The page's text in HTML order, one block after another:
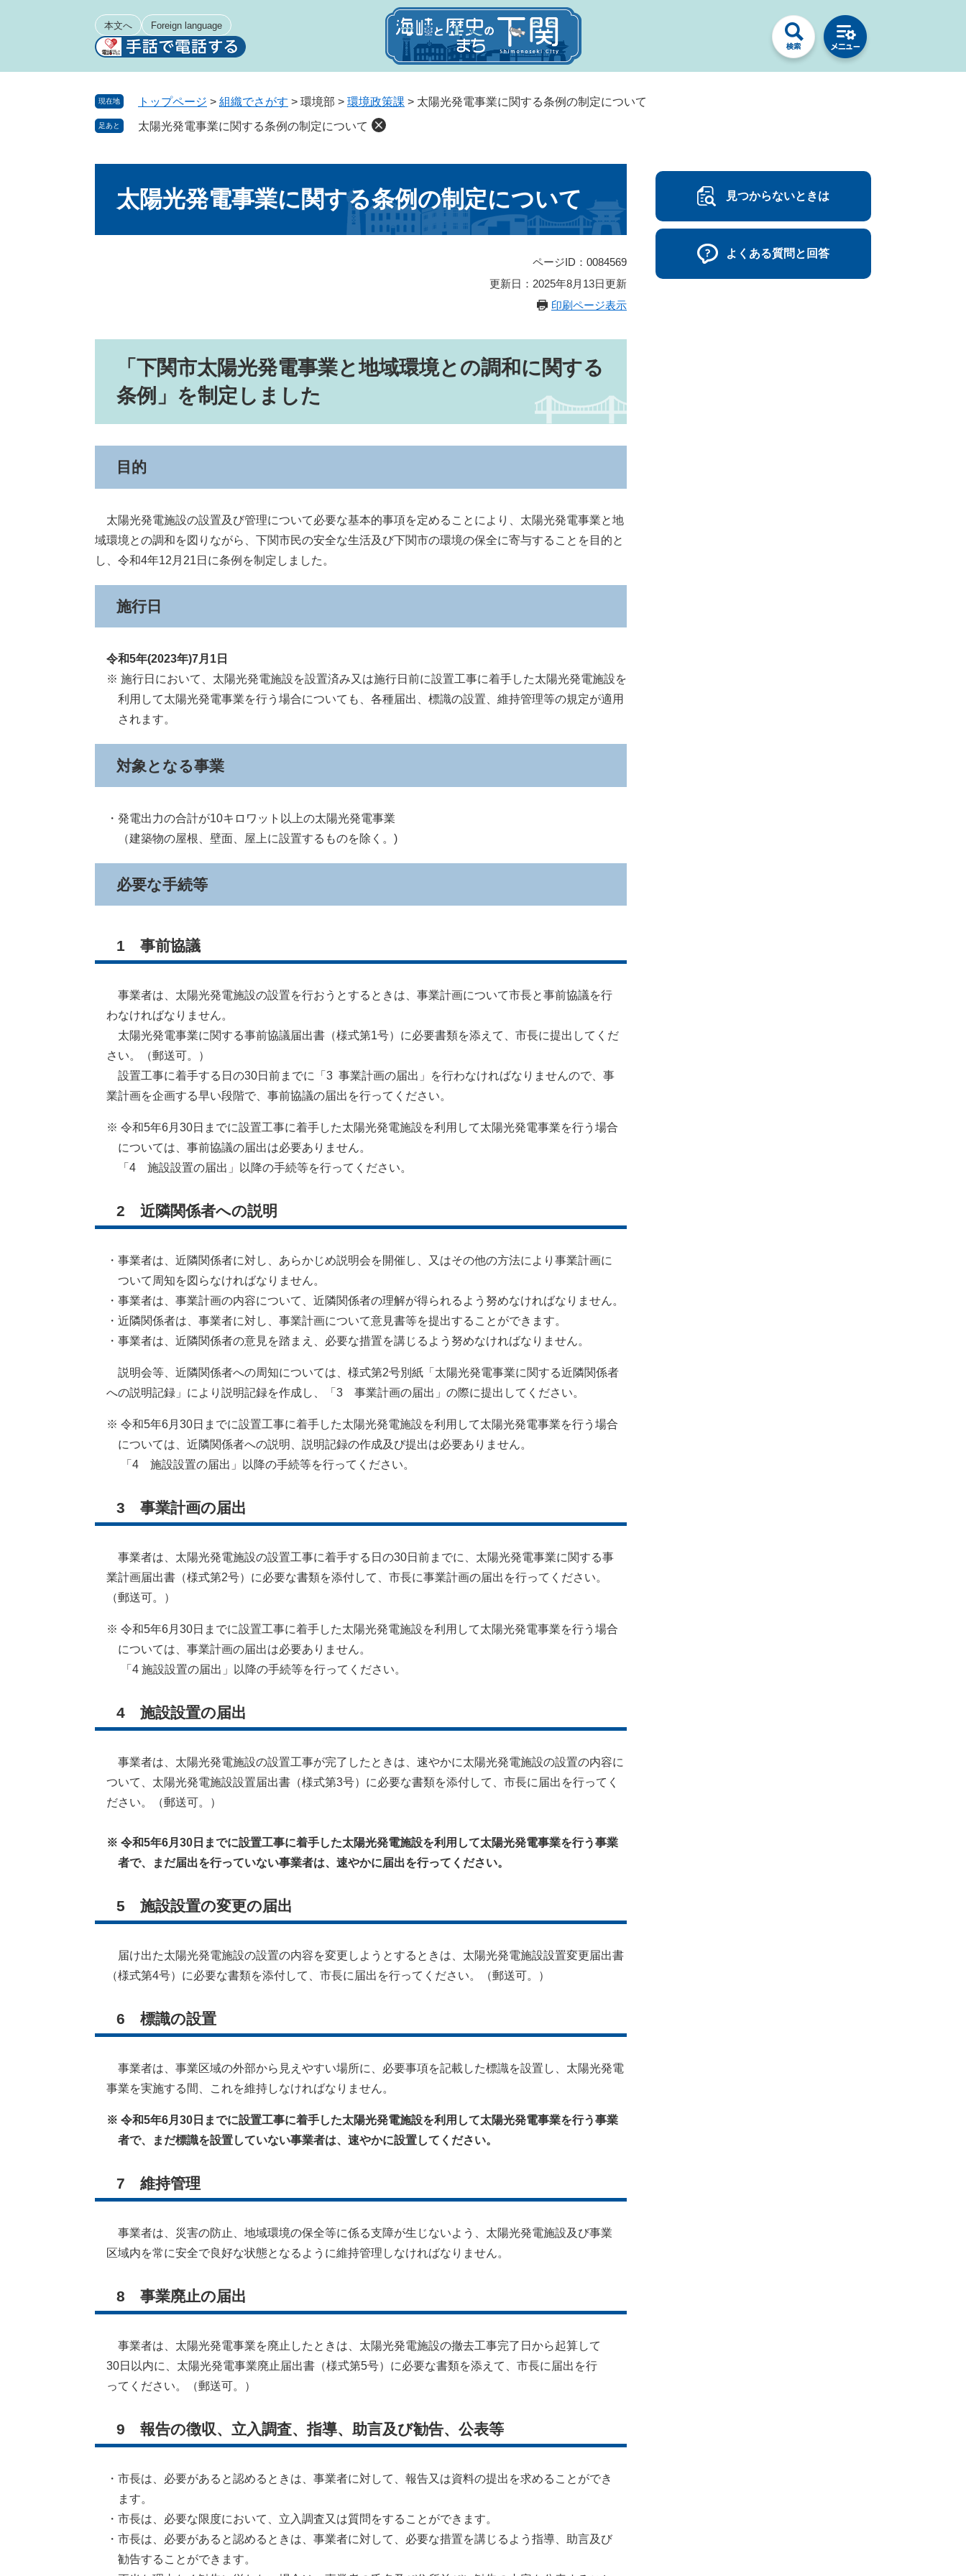
本文へ Foreign language
現在地 トップページ > 組織でさがす > 環境部 > 環境政策課 > 太陽光発電事業に関する条例の制定について
足あと 太陽光発電事業に関する条例の制定について
太陽光発電事業に関する条例の制定について
ページID：0084569
更新日：2025年8月13日更新
印刷ページ表示
「下関市太陽光発電事業と地域環境との調和に関する
条例」を制定しました
目的
太陽光発電施設の設置及び管理について必要な基本的事項を定めることにより、太陽光発電事業と地
域環境との調和を図りながら、下関市民の安全な生活及び下関市の環境の保全に寄与することを目的と
し、令和4年12月21日に条例を制定しました。
施行日
令和5年(2023年)7月1日
※ 施行日において、太陽光発電施設を設置済み又は施行日前に設置工事に着手した太陽光発電施設を
利用して太陽光発電事業を行う場合についても、各種届出、標識の設置、維持管理等の規定が適用
されます。
対象となる事業
・発電出力の合計が10キロワット以上の太陽光発電事業
（建築物の屋根、壁面、屋上に設置するものを除く。)
必要な手続等
1 事前協議
事業者は、太陽光発電施設の設置を行おうとするときは、事業計画について市長と事前協議を行
わなければなりません。
太陽光発電事業に関する事前協議届出書（様式第1号）に必要書類を添えて、市長に提出してくだ
さい。（郵送可。）
設置工事に着手する日の30日前までに「3 事業計画の届出」を行わなければなりませんので、事
業計画を企画する早い段階で、事前協議の届出を行ってください。
※ 令和5年6月30日までに設置工事に着手した太陽光発電施設を利用して太陽光発電事業を行う場合
については、事前協議の届出は必要ありません。
「4 施設設置の届出」以降の手続等を行ってください。
2 近隣関係者への説明
・事業者は、近隣関係者に対し、あらかじめ説明会を開催し、又はその他の方法により事業計画に
ついて周知を図らなければなりません。
・事業者は、事業計画の内容について、近隣関係者の理解が得られるよう努めなければなりません。
・近隣関係者は、事業者に対し、事業計画について意見書等を提出することができます。
・事業者は、近隣関係者の意見を踏まえ、必要な措置を講じるよう努めなければなりません。
説明会等、近隣関係者への周知については、様式第2号別紙「太陽光発電事業に関する近隣関係者
への説明記録」により説明記録を作成し、「3 事業計画の届出」の際に提出してください。
※ 令和5年6月30日までに設置工事に着手した太陽光発電施設を利用して太陽光発電事業を行う場合
については、近隣関係者への説明、説明記録の作成及び提出は必要ありません。
「4 施設設置の届出」以降の手続等を行ってください。
3 事業計画の届出
事業者は、太陽光発電施設の設置工事に着手する日の30日前までに、太陽光発電事業に関する事
業計画届出書（様式第2号）に必要な書類を添付して、市長に事業計画の届出を行ってください。
（郵送可。）
※ 令和5年6月30日までに設置工事に着手した太陽光発電施設を利用して太陽光発電事業を行う場合
については、事業計画の届出は必要ありません。
​ 「4 施設設置の届出」以降の手続等を行ってください。
4 施設設置の届出
事業者は、太陽光発電施設の設置工事が完了したときは、速やかに太陽光発電施設の設置の内容に
ついて、太陽光発電施設設置届出書（様式第3号）に必要な書類を添付して、市長に届出を行ってく
ださい。（郵送可。）
※ 令和5年6月30日までに設置工事に着手した太陽光発電施設を利用して太陽光発電事業を行う事業
者で、まだ届出を行っていない事業者は、速やかに届出を行ってください。
5 施設設置の変更の届出
届け出た太陽光発電施設の設置の内容を変更しようとするときは、太陽光発電施設設置変更届出書
（様式第4号）に必要な書類を添付して、市長に届出を行ってください。（郵送可。）
6 標識の設置
事業者は、事業区域の外部から見えやすい場所に、必要事項を記載した標識を設置し、太陽光発電
事業を実施する間、これを維持しなければなりません。
※ 令和5年6月30日までに設置工事に着手した太陽光発電施設を利用して太陽光発電事業を行う事業
者で、まだ標識を設置していない事業者は、速やかに設置してください。
7 維持管理
事業者は、災害の防止、地域環境の保全等に係る支障が生じないよう、太陽光発電施設及び事業
区域内を常に安全で良好な状態となるように維持管理しなければなりません。
8 事業廃止の届出
事業者は、太陽光発電事業を廃止したときは、太陽光発電施設の撤去工事完了日から起算して
30日以内に、太陽光発電事業廃止届出書（様式第5号）に必要な書類を添えて、市長に届出を行
ってください。（郵送可。）
9 報告の徴収、立入調査、指導、助言及び勧告、公表等
・市長は、必要があると認めるときは、事業者に対して、報告又は資料の提出を求めることができ
ます。
・市長は、必要な限度において、立入調査又は質問をすることができます。
・市長は、必要があると認めるときは、事業者に対して、必要な措置を講じるよう指導、助言及び
勧告することができます。
見つからないときは
よくある質問と回答